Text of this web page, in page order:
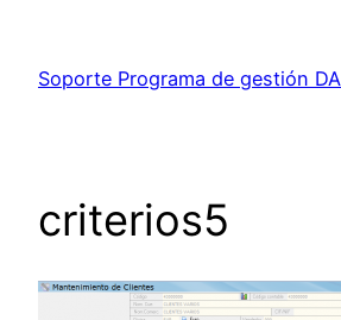
contenido
Soporte Programa de gestión
criterios5